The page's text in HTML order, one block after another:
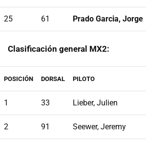
25 61 Prado Garcia, Jorge
Clasificación general MX2:
POSICIÓN DORSAL PILOTO
1 33 Lieber, Julien
2 91 Seewer, Jeremy